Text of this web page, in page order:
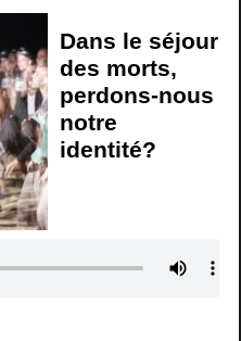
Dans le séjour
des morts,
perdons-nous
notre
identité?